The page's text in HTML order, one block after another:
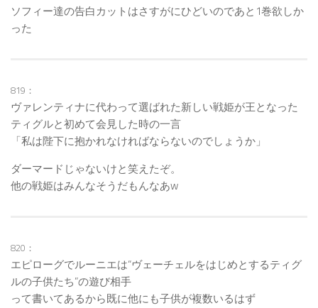
ソフィー達の告白カットはさすがにひどいのであと1巻欲しか
った
819：
ヴァレンティナに代わって選ばれた新しい戦姫が王となった
ティグルと初めて会見した時の一言
「私は陛下に抱かれなければならないのでしょうか」
ダーマードじゃないけと笑えたぞ。
他の戦姫はみんなそうだもんなあw
820：
エピローグでルーニエは“ヴェーチェルをはじめとするティグ
ルの子供たち”の遊び相手
って書いてあるから既に他にも子供が複数いるはず